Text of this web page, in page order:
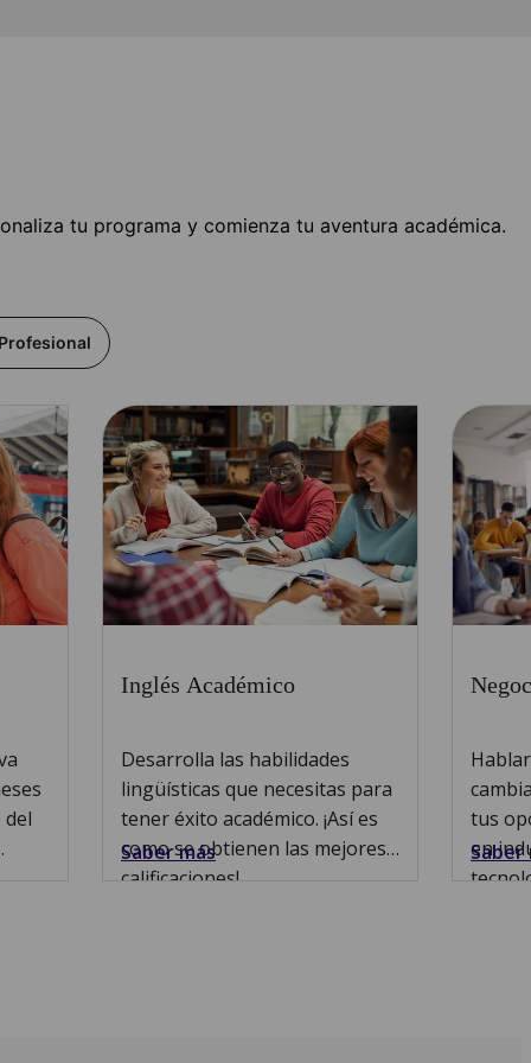
tu programa y comienza tu aventura académica.
Inglés Académico
Desarrolla las habilidades
lingüísticas que necesitas para
tener éxito académico. ¡Así es
como se obtienen las mejores
calificaciones!
Saber más
tus
en
Saber